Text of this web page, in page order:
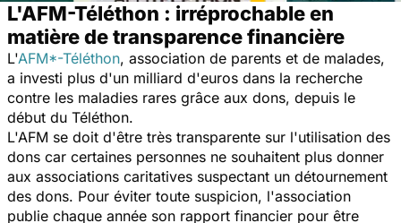
L'AFM-Téléthon : irréprochable en
matière de transparence financière
L'AFM*-Téléthon, association de parents et de malades,
a investi plus d'un milliard d'euros dans la recherche
contre les maladies rares grâce aux dons, depuis le
début du Téléthon.
L'AFM se doit d'être très transparente sur l'utilisation des
dons car certaines personnes ne souhaitent plus donner
aux associations caritatives suspectant un détournement
des dons. Pour éviter toute suspicion, l'association
publie chaque année son rapport financier pour être